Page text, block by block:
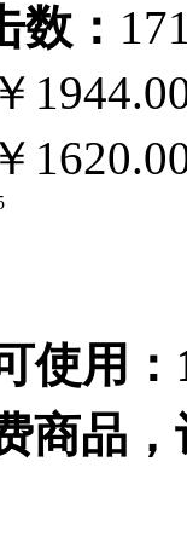
数：
￥
￥
使用：
商品